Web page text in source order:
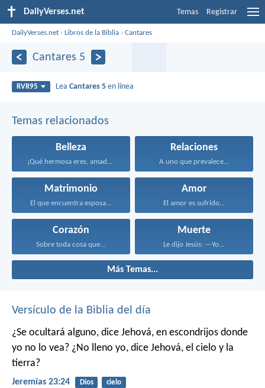
DailyVerses.net Temas Registrar
DailyVerses.net ›Libros de la Biblia ›Cantares
Cantares 5
RVR95 LeaCantares 5 en línea
Temas relacionados
Belleza
¡Qué hermosa eres, amada...
Relaciones
A uno que prevalece...
Matrimonio
El que encuentra esposa...
Amor
El amor es sufrido...
Corazón
Sobre toda cosa que...
Muerte
Le dijo Jesús: —Yo...
Más Temas...
Versículo de la Biblia del día
¿Se ocultará alguno, dice Jehová, en escondrijos donde
yo no lo vea? ¿No lleno yo, dice Jehová, el cielo y la
tierra?
Jeremías 23:24 Dios cielo